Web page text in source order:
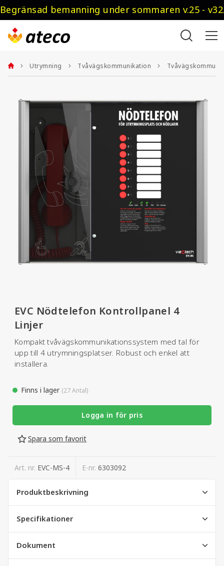
Begränsad bemanning under sommaren v.25 -
Utrymning Tvåvägskommunikation
EVC Nödtelefon Kontrollpanel 4
Linjer
Kompakt tvåvägskommunikationssystem med tal för
upp till 4 utrymningsplatser. Robust och enkel att
installera.
Finns i lager (27 Antal)
Logga in för pris
Spara som favorit
Art. nr. EVC-MS-4 E-nr. 6303092
Produktbeskrivning
Specifikationer
Dokument